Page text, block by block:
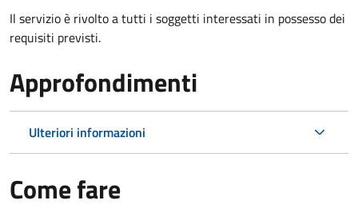
Il servizio è rivolto a tutti i soggetti interessati in possesso dei
requisiti previsti.
Approfondimenti
Ulteriori informazioni
Come fare